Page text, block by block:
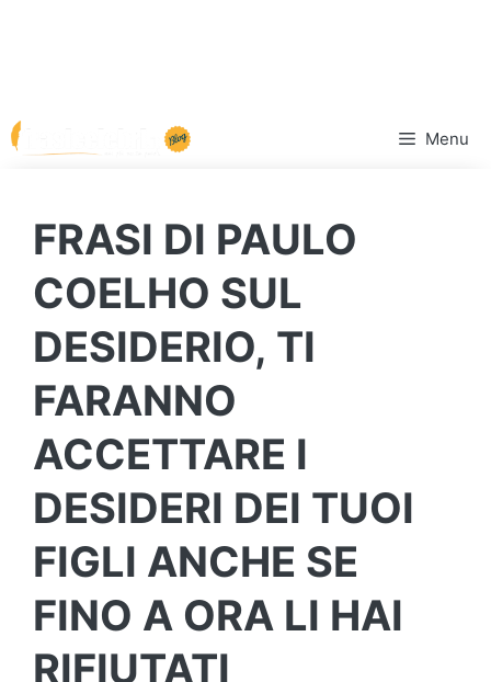
Vai
al
Menu
FRASI DI PAULO
COELHO SUL
DESIDERIO, TI
FARANNO
ACCETTARE I
DESIDERI DEI TUOI
FIGLI ANCHE SE
FINO A ORA LI HAI
RIFIUTATI